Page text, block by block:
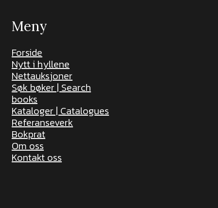
Meny
Forside
Nytt i hyllene
Nettauksjoner
Søk bøker | Search
books
Kataloger | Catalogues
Referanseverk
Bokprat
Om oss
Kontakt oss